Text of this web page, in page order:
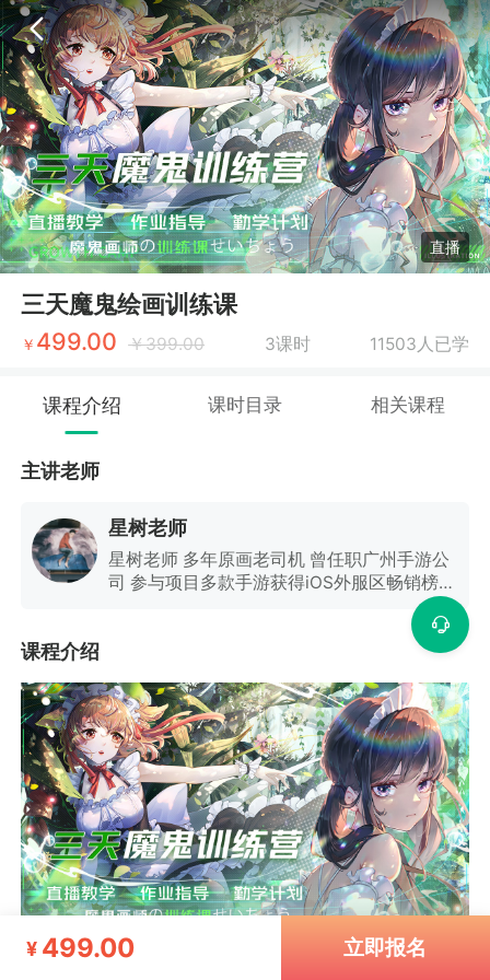
直播
三天魔鬼绘画训练课
￥ 499.00 ￥399.00 3课时 11503人已学
课程介绍 课时目录 相关课程
主讲老师
星树老师
星树老师 多年原画老司机 曾任职广州手游公
司 参与项目多款手游获得iOS外服区畅销榜前
列 曾参与《斗战神》，《三国杀》，等宣传
海报制作 教学内容深入浅出有趣易懂，深受
课程介绍
¥ 499.00 立即报名